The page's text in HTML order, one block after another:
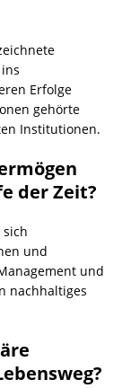
Erfolge
gehörte
Institutionen.
der Zeit?
sich
und
und
nachhaltiges